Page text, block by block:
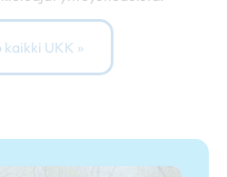
kaikki UKK »